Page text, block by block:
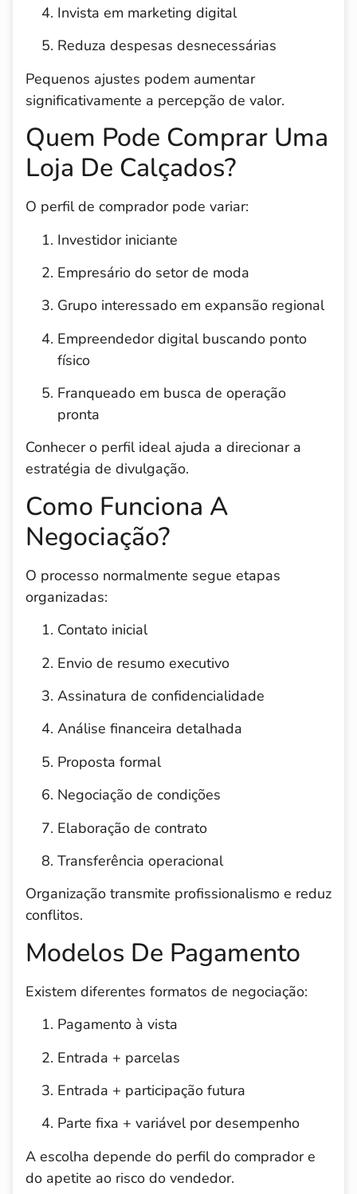
Invista em marketing digital
Reduza despesas desnecessárias
Pequenos ajustes podem aumentar
significativamente a percepção de valor.
Quem Pode Comprar Uma
Loja De Calçados?
O perfil de comprador pode variar:
Investidor iniciante
Empresário do setor de moda
Grupo interessado em expansão regional
Empreendedor digital buscando ponto
físico
Franqueado em busca de operação
pronta
Conhecer o perfil ideal ajuda a direcionar a
estratégia de divulgação.
Como Funciona A
Negociação?
O processo normalmente segue etapas
organizadas:
Contato inicial
Envio de resumo executivo
Assinatura de confidencialidade
Análise financeira detalhada
Proposta formal
Negociação de condições
Elaboração de contrato
Transferência operacional
Organização transmite profissionalismo e reduz
conflitos.
Modelos De Pagamento
Existem diferentes formatos de negociação:
Pagamento à vista
Entrada + parcelas
Entrada + participação futura
Parte fixa + variável por desempenho
A escolha depende do perfil do comprador e
do apetite ao risco do vendedor.